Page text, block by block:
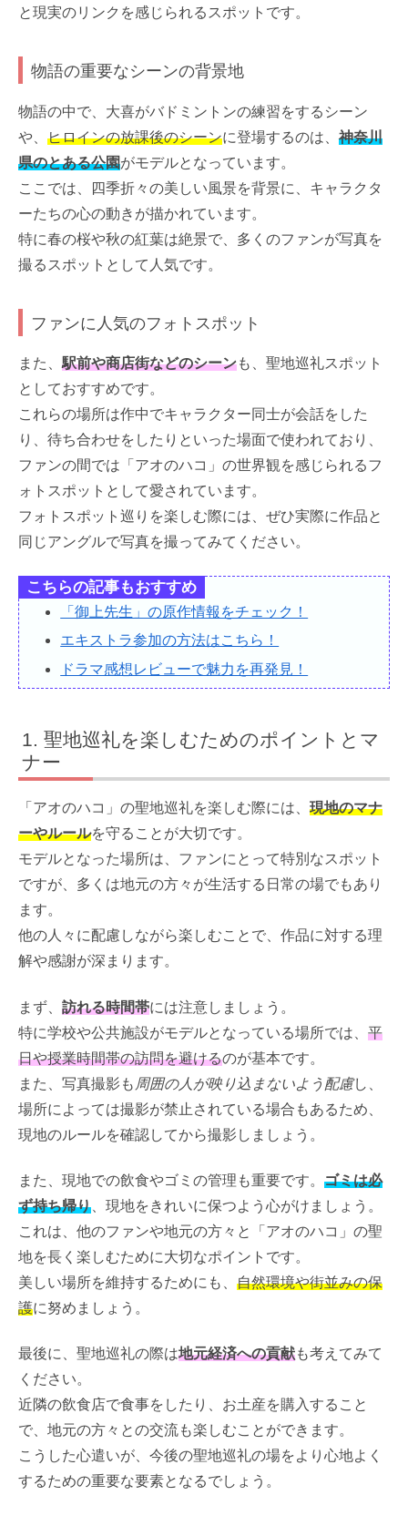
と現実のリンクを感じられるスポットです。
物語の重要なシーンの背景地
物語の中で、大喜がバドミントンの練習をするシーン
や、 ヒロインの放課後のシーンに登場するのは、 神奈川
県のとある公園がモデルとなっています。
ここでは、四季折々の美しい風景を背景に、キャラクタ
ーたちの心の動きが描かれています。
特に春の桜や秋の紅葉は絶景で、多くのファンが写真を
撮るスポットとして人気です。
ファンに人気のフォトスポット
また、 駅前や商店街などのシーンも、聖地巡礼スポット
としておすすめです。
これらの場所は作中でキャラクター同士が会話をした
り、待ち合わせをしたりといった場面で使われており、
ファンの間では「アオのハコ」の世界観を感じられるフ
ォトスポットとして愛されています。
フォトスポット巡りを楽しむ際には、ぜひ実際に作品と
同じアングルで写真を撮ってみてください。
こちらの記事もおすすめ
「御上先生」の原作情報をチェック！
エキストラ参加の方法はこちら！
ドラマ感想レビューで魅力を再発見！
聖地巡礼を楽しむためのポイントとマ
ナー
「アオのハコ」の聖地巡礼を楽しむ際には、 現地のマナ
ーやルールを守ることが大切です。
モデルとなった場所は、ファンにとって特別なスポット
ですが、多くは地元の方々が生活する日常の場でもあり
ます。
他の人々に配慮しながら楽しむことで、作品に対する理
解や感謝が深まります。
まず、 訪れる時間帯には注意しましょう。
特に学校や公共施設がモデルとなっている場所では、 平
日や授業時間帯の訪問を避けるのが基本です。
また、写真撮影も 周囲の人が映り込まないよう配慮し、
場所によっては撮影が禁止されている場合もあるため、
現地のルールを確認してから撮影しましょう。
また、現地での飲食やゴミの管理も重要です。 ゴミは必
ず持ち帰り 、現地をきれいに保つよう心がけましょう。
これは、他のファンや地元の方々と「アオのハコ」の聖
地を長く楽しむために大切なポイントです。
美しい場所を維持するためにも、 自然環境や街並みの保
護に努めましょう。
最後に、聖地巡礼の際は地元経済への貢献も考えてみて
ください。
近隣の飲食店で食事をしたり、お土産を購入すること
で、地元の方々との交流も楽しむことができます。
こうした心遣いが、今後の聖地巡礼の場をより心地よく
するための重要な要素となるでしょう。